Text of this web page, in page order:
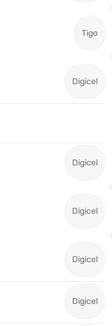
Tigo
Digicel
Digicel
Digicel
Digicel
Digicel